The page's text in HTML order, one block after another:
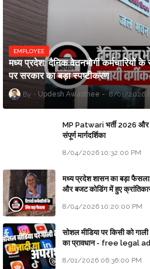
EMPLOYEE
मध्य प्रदेश: दैनिक वेतनभोगी कर्मचारियों
पर सरकार का बड़ा स्पष्टीकरण
Updesh Awasthee 8/01/2026
MP Patwari भर्ती 2026 और
संपूर्ण मार्गदर्शिका
8/04/2026 10:32:00 PM
मध्य प्रदेश शासन का बड़ा फैसला:
और बजट कोडिंग में हुए
8/04/2026 10:20:00 PM
सोशल मीडिया पर किसी को
का प्रावधान - free legal
8/01/2026 06:36:00 PM